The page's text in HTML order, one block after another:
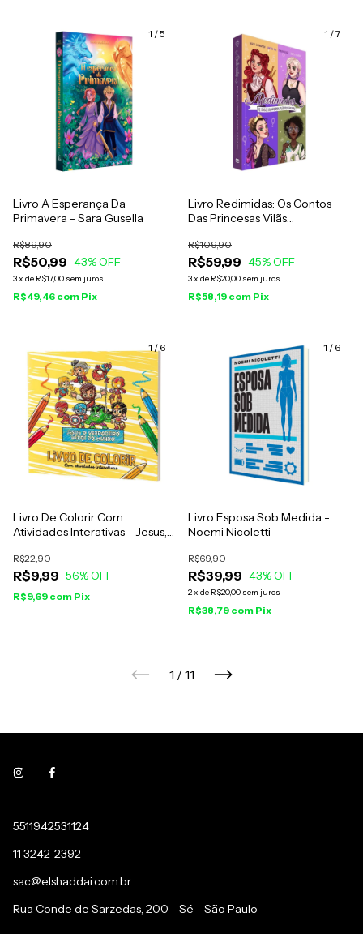
1 /5
Livro A Esperança Da
Primavera - Sara Gusella
R$50,99
R$89,90
43% OFF
3x de R$17,00 sem juros
R$49,46 com Pix
1 /7
Livro Redimidas: Os Contos
Das Princesas Vilãs
Queren Ane, Arlene Diniz e
Thais Oliveira
R$59,99
R$109,90
45% OFF
3x de R$20,00 sem juros
R$58,19 com Pix
1/6
Livro De Colorir Com
Atividades Interativas - Jesus,
R$9,99
R$22,90
56% OFF
R$9,69 com Pix
1 / 6
Livro Esposa Sob Medida -
Noemi Nicoletti
R$39,99
R$69,90
43% OFF
2x de R$20,00 sem juros
R$38,79 com Pix
1 / 11
5511942531124
11 3242-2392
sac@elshaddai.com.br
Rua Conde de Sarzedas, 200 - Sé - São Paulo